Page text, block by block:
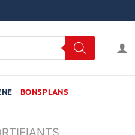
BONS PLANS